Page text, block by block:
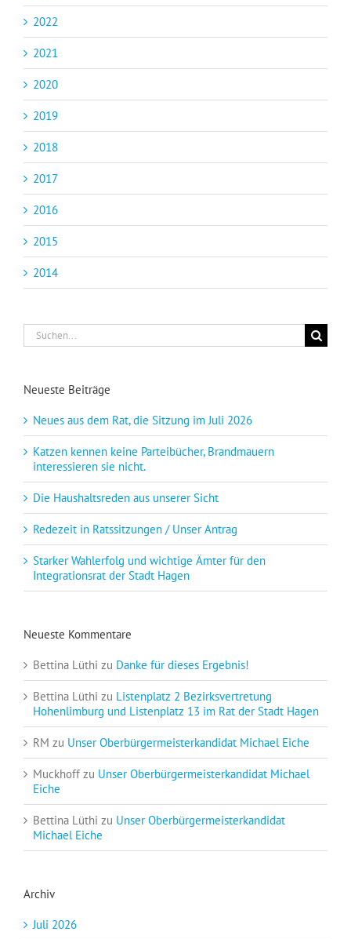
2022
2021
2020
2019
2018
2017
2016
2015
2014
Suche
nach:
Neueste Beiträge
Neues aus dem Rat, die Sitzung im Juli 2026
Katzen kennen keine Parteibücher, Brandmauern
interessieren sie nicht.
Die Haushaltsreden aus unserer Sicht
Redezeit in Ratssitzungen / Unser Antrag
Starker Wahlerfolg und wichtige Ämter für den
Integrationsrat der Stadt Hagen
Neueste Kommentare
Bettina Lüthi zu Danke für dieses Ergebnis!
Bettina Lüthi zu Listenplatz 2 Bezirksvertretung
Hohenlimburg und Listenplatz 13 im Rat der Stadt Hagen
RM zu Unser Oberbürgermeisterkandidat Michael Eiche
Muckhoff zu Unser Oberbürgermeisterkandidat Michael
Eiche
Bettina Lüthi zu Unser Oberbürgermeisterkandidat
Michael Eiche
Archiv
Juli 2026